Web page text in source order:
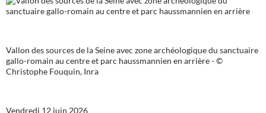
Vallon des sources de la Seine avec zone archéologique du sanctuaire
gallo-romain au centre et parc haussmannien en arrière - ©
Christophe Fouquin, Inra
Vendredi 12 juin 2026